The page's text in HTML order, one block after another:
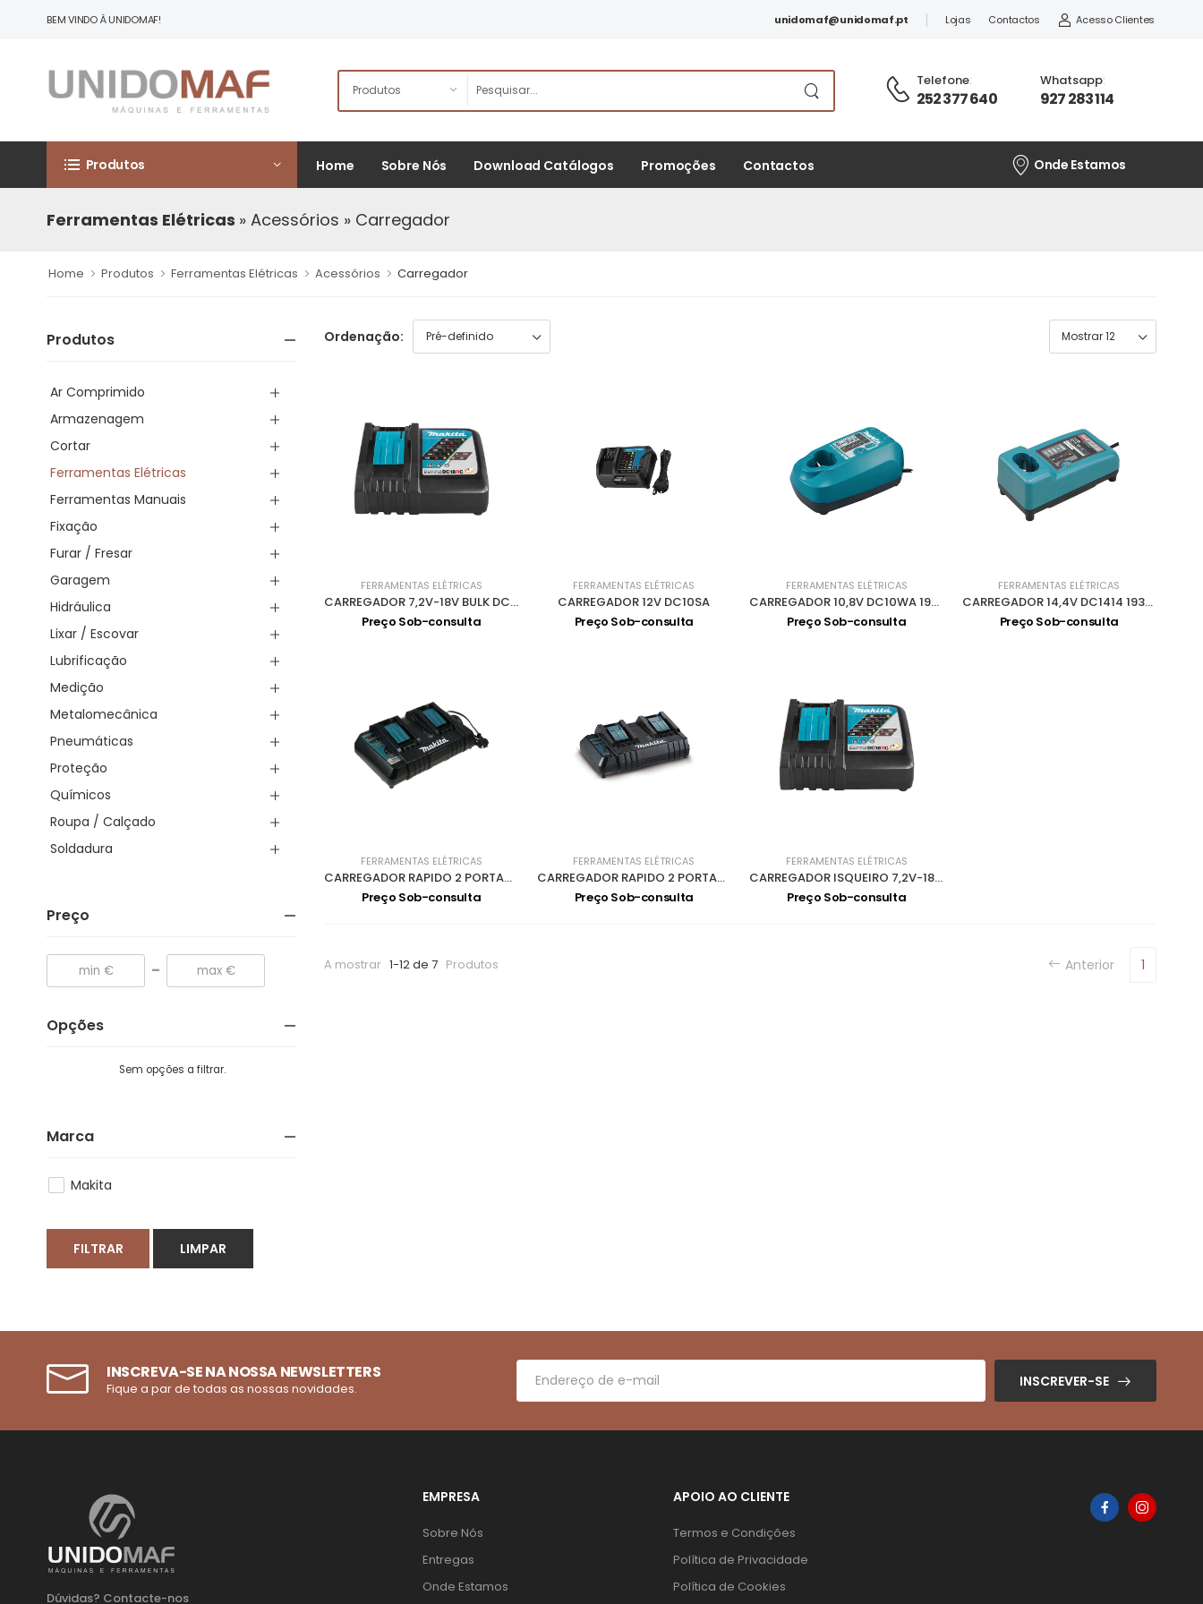
BEM VINDO À UNIDOMAF! unidomaf@unidomaf.pt Lojas Contactos Acesso Clientes
Telefone:
252 377 640
Whatsapp:
927 283 114
Produtos Home Sobre Nós Download Catálogos Promoções Contactos Onde Estamos
Ferramentas Elétricas » Acessórios » Carregador
Home Produtos Ferramentas Elétricas Acessórios Carregador
Produtos
Ar Comprimido
Armazenagem
Cortar
Ferramentas Elétricas
Ferramentas Manuais
Fixação
Furar / Fresar
Garagem
Hidráulica
Lixar / Escovar
Lubrificação
Medição
Metalomecânica
Pneumáticas
Proteção
Químicos
Roupa / Calçado
Soldadura
Preço
-
Opções
Sem opções a filtrar.
Marca
Makita
FILTRAR LIMPAR
Ordenação:
FERRAMENTAS ELÉTRICAS
CARREGADOR 7,2V-18V BULK DC18RC 630718-5
Preço Sob-consulta
FERRAMENTAS ELÉTRICAS
CARREGADOR 12V DC10SA
Preço Sob-consulta
FERRAMENTAS ELÉTRICAS
CARREGADOR 10,8V DC10WA 194588-1
Preço Sob-consulta
FERRAMENTAS ELÉTRICAS
CARREGADOR 14,4V DC1414 193864-0
Preço Sob-consulta
FERRAMENTAS ELÉTRICAS
CARREGADOR RAPIDO 2 PORTAS DC18RD
Preço Sob-consulta
FERRAMENTAS ELÉTRICAS
CARREGADOR RAPIDO 2 PORTAS DC18SC
Preço Sob-consulta
FERRAMENTAS ELÉTRICAS
CARREGADOR ISQUEIRO 7,2V-18V DC18SE 194622-7
Preço Sob-consulta
A mostrar 1-12 de 7 Produtos Anterior 1
INSCREVA-SE NA NOSSA NEWSLETTERS
Fique a par de todas as nossas novidades. INSCREVER-SE
Dúvidas? Contacte-nos
EMPRESA
Sobre Nós
Entregas
Onde Estamos
APOIO AO CLIENTE
Termos e Condições
Política de Privacidade
Política de Cookies